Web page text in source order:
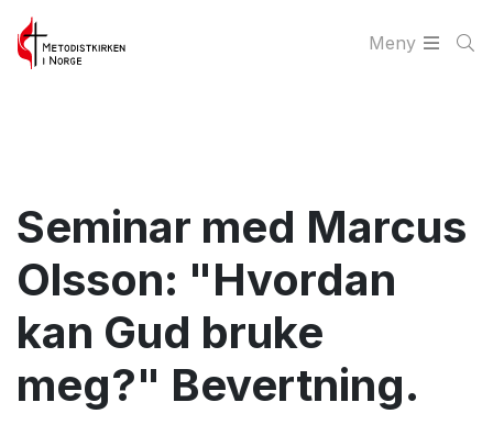
Meny
Seminar med Marcus
Olsson: "Hvordan
kan Gud bruke
meg?" Bevertning.